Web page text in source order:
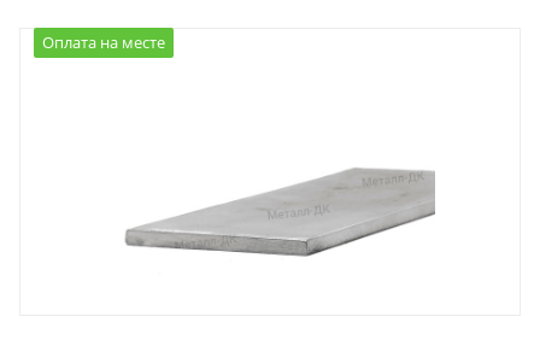
Оплата на месте